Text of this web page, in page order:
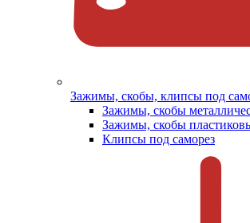
Зажимы, скобы, клипсы под
Зажимы, скобы
Зажимы, скобы
Клипсы под саморез